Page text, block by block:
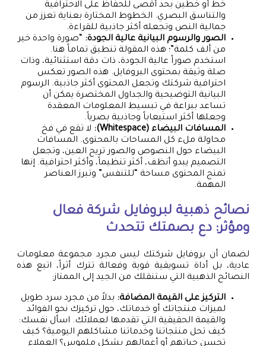
خط أو خطين بحد أقصى للحفاظ على الاحترافية
والتناسق البصري. الخطوط المختارة بعناية تعزز من
جمالية النص وتجعله أكثر جاذبية للقراءة.
الصور والرسوم البيانية عالية الجودة:
“صورة واحدة خير
من ألف كلمة”؛ هذه المقولة تنطبق تماماً هنا.
استخدم صوراً عالية الجودة، ذات دقة استثنائية، وذات
صلة وثيقة بمحتوى البروفايل. هذه الصور تعكس
احترافية شركتك وتجعل المحتوى أكثر جاذبية. الرسوم
البيانية التوضيحية والجداول المختصرة يمكن أن
تساعد ببراعة في تبسيط المعلومات المعقدة
وجعلها أكثر استيعاباً وجاذبية بصرياً.
المسافات البيضاء (Whitespace):
لا تقع في فخ
محاولة ملء كل المساحات بالمحتوى. المسافات
البيضاء حول النصوص والصور تريح العين، وتجعل
التصميم يبدو أنظف، أكثر تنظيماً، وأكثر احترافية. إنها
تمنح المحتوى مساحة “للتنفس” وتبرز العناصر
المهمة.
نصائح ذهبية لبروفايل شركة فعال
ومؤثر: دع بصمتك تتحدث
لضمان أن بروفايل شركتك ليس مجرد مجموعة معلومات
عادية، بل أداة تسويقية قوية وفعالة تترك أثراً، اتبع هذه
النصائح الذهبية التي ستنقلك من الجيد إلى الممتاز:
التركيز على القيمة المضافة: بدلاً من مجرد سرد طويل
لميزات منتجاتك أو خدماتك، حول تركيزك نحو الفوائد
والقيمة الحقيقية التي تقدمها لعملائك. اسأل نفسك:
كيف تحل منتجاتنا وخدماتنا مشاكلهم اليومية؟ كيف
تحسن حياتهم أو أعمالهم بشكل ملموس؟ العملاء